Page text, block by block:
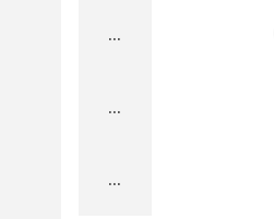
...
...
...